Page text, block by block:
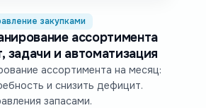
закупками
ассортимента
задачи и автоматизация
ассортимента на месяц:
и снизить дефицит.
запасами.